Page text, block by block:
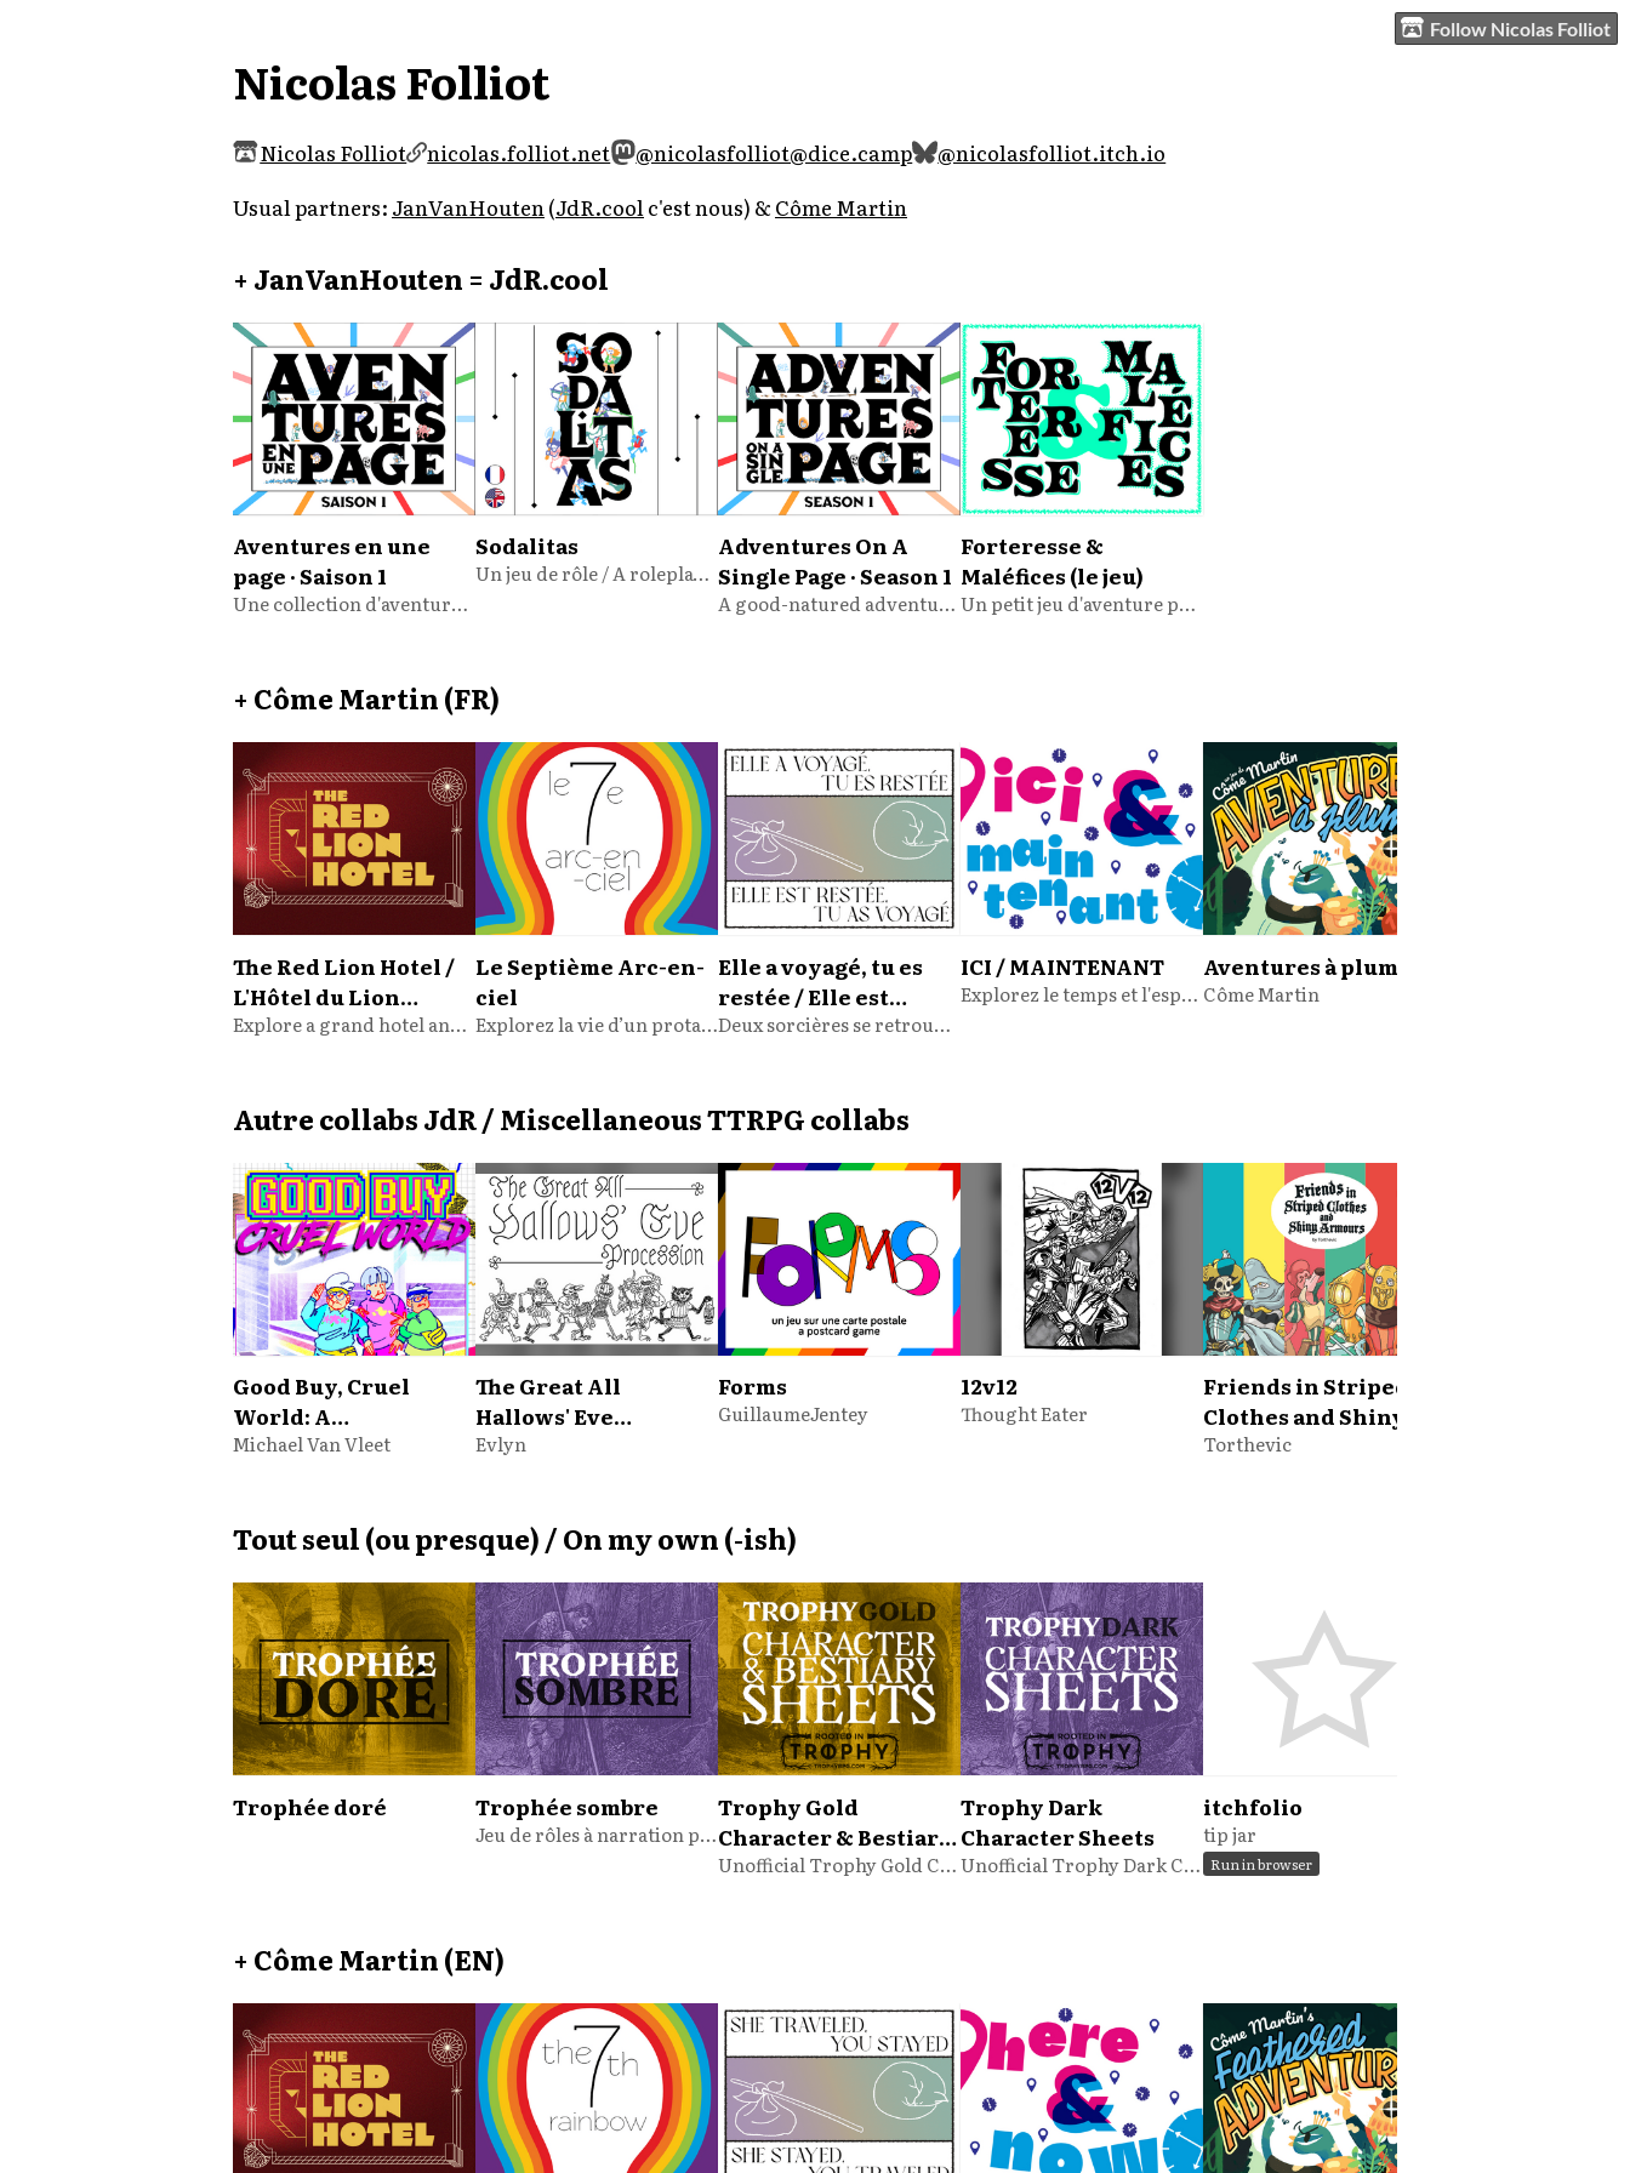
Follow Nicolas Folliot
Nicolas Folliot
Nicolas Folliot nicolas.folliot.net @nicolasfolliot@dice.camp
@nicolasfolliot.itch.io
Usual partners: JanVanHouten(JdR.coolc'est nous) & Côme Martin
+ JanVanHouten = JdR.cool
Aventures en une
page · Saison 1
Une collection d'aventures bon enfant
Sodalitas
Un jeu de rôle / A roleplaying game
Adventures On A
Single Page · Season 1
A good-natured adventures collection
Forteresse &
Maléfices (le jeu)
Un petit jeu d'aventure pour accompagner l'album du même nom
+ Côme Martin (FR)
The Red Lion Hotel /
L'Hôtel du Lion
rouge
Explore a grand hotel and meet the people inside!
Le Septième Arc-en-
ciel
Explorez la vie d’un protagoniste, de son enfance à sa mort, à travers six scènes de voyages estivaux.
Elle a voyagé, tu es
restée / Elle est
restée, tu as voyagéDeux sorcières se retrouvent, 30 ans après leur dernière aventure.
ICI / MAINTENANT
Explorez le temps et l'espace avec deux jeux de rôle expérimentaux !
Aventures à plumes
Côme Martin
Autre collabs JdR / Miscellaneous TTRPG collabs
Good Buy, Cruel
World: A
Brindlewood Bay
Michael Van Vleet
The Great All
Hallows' Eve
Procession
Evlyn
Forms
GuillaumeJentey
12v12
Thought Eater
Friends in Striped
Clothes and Shiny
Armours
Torthevic
Tout seul (ou presque) / On my own (-ish)
Trophée doré Trophée sombre
Jeu de rôles à narration partagée
Trophy Gold
Character & Bestiary
Sheets
Unofficial Trophy Gold Character & Bestiary Sheets
Trophy Dark
Character Sheets
Unofficial Trophy Dark Character Sheets
itchfolio
tip jar
Run in browser
+ Côme Martin (EN)